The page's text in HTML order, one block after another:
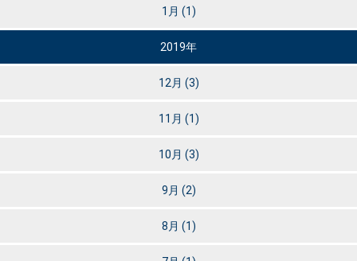
1月 (1)
2019年
12月 (3)
11月 (1)
10月 (3)
9月 (2)
8月 (1)